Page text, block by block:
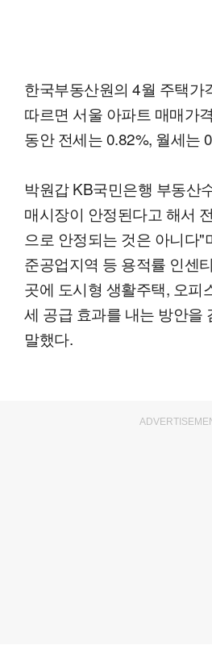
한국부동산원의 4월 주택가
따르면 서울 아파트 매매가
동안 전세는 0.82%, 월세는
박원갑 KB국민은행 부동산
매시장이 안정된다고 해서
으로 안정되는 것은 아니다
준공업지역 등 용적률 인센
곳에 도시형 생활주택, 오피
세 공급 효과를 내는 방안을
말했다.